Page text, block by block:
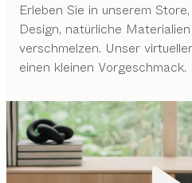
Erleben Sie in unserem
Design, natürliche
verschmelzen. Unser
einen kleinen Vorgeschmack.